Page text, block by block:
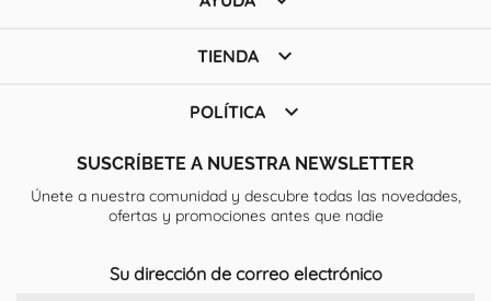
TIENDA 
POLÍTICA 
SUSCRÍBETE A NUESTRA NEWSLETTER
Únete a nuestra comunidad y descubre todas las novedades,
ofertas y promociones antes que nadie
Su dirección de correo electrónico